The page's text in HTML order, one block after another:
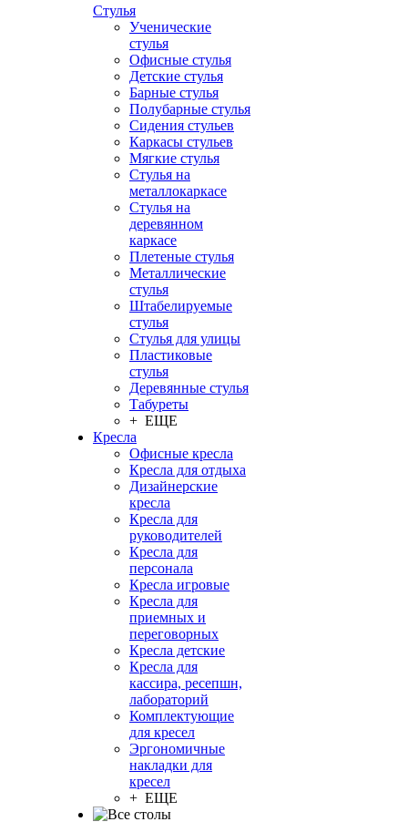
Стулья
Ученические
стулья
Офисные стулья
Детские стулья
Барные стулья
Полубарные стулья
Сидения стульев
Каркасы стульев
Мягкие стулья
Стулья на
металлокаркасе
Стулья на
деревянном
каркасе
Плетеные стулья
Металлические
стулья
Штабелируемые
стулья
Стулья для улицы
Пластиковые
стулья
Деревянные стулья
Табуреты
+ ЕЩЕ
Кресла
Офисные кресла
Кресла для отдыха
Дизайнерские
кресла
Кресла для
руководителей
Кресла для
персонала
Кресла игровые
Кресла для
приемных и
переговорных
Кресла детские
Кресла для
кассира, ресепшн,
лабораторий
Комплектующие
для кресел
Эргономичные
накладки для
кресел
+ ЕЩЕ